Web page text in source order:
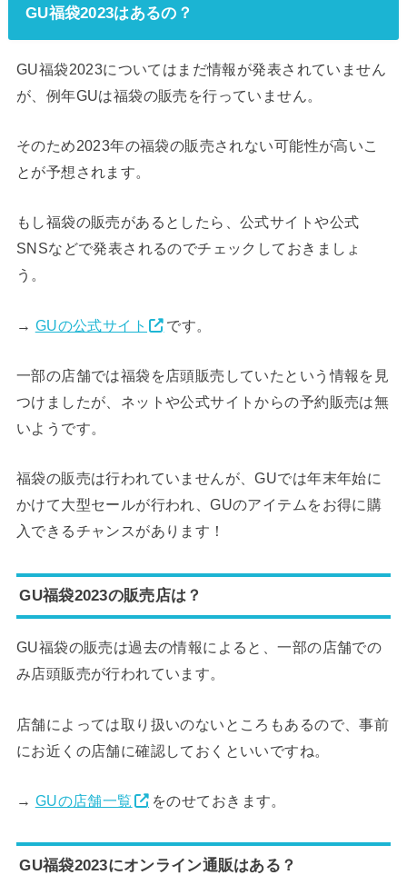
GU福袋2023はあるの？
GU福袋2023についてはまだ情報が発表されていません
が、例年GUは福袋の販売を行っていません。
そのため2023年の福袋の販売されない可能性が高いこ
とが予想されます。
もし福袋の販売があるとしたら、公式サイトや公式
SNSなどで発表されるのでチェックしておきましょ
う。
→ GUの公式サイト です。
一部の店舗では福袋を店頭販売していたという情報を見
つけましたが、ネットや公式サイトからの予約販売は無
いようです。
福袋の販売は行われていませんが、GUでは年末年始に
かけて大型セールが行われ、GUのアイテムをお得に購
入できるチャンスがあります！
GU福袋2023の販売店は？
GU福袋の販売は過去の情報によると、一部の店舗での
み店頭販売が行われています。
店舗によっては取り扱いのないところもあるので、事前
にお近くの店舗に確認しておくといいですね。
→ GUの店舗一覧 をのせておきます。
GU福袋2023にオンライン通販はある？